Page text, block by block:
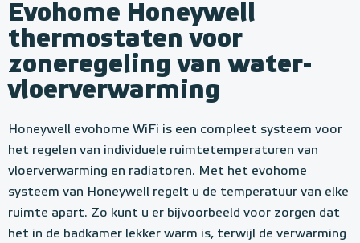
Evohome Honeywell
thermostaten voor
zoneregeling van water-
vloerverwarming
Honeywell evohome WiFi is een compleet systeem voor
het regelen van individuele ruimtetemperaturen van
vloerverwarming en radiatoren. Met het evohome
systeem van Honeywell regelt u de temperatuur van elke
ruimte apart. Zo kunt u er bijvoorbeeld voor zorgen dat
het in de badkamer lekker warm is, terwijl de verwarming